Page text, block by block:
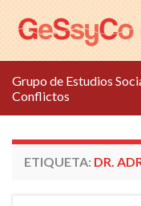
Grupo de Estudios
Conflictos
ETIQUETA: DR.